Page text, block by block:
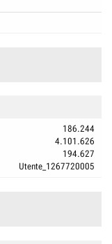
186.244
4.101.626
194.627
Utente_1267720005